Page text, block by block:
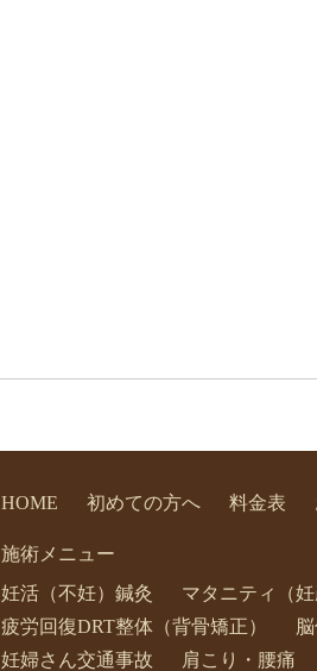
HOME 初めての方へ 料金表
施術メニュー
妊活（不妊）鍼灸
マタニティ（
疲労回復DRT整体（背骨矯正）
妊婦さん交通事故
肩こり・腰痛